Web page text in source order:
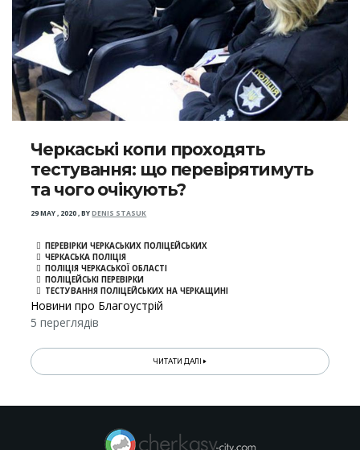
Черкаські копи проходять
тестування: що перевірятимуть
та чого очікують?
29 MAY , 2020,BYDENIS STASUK
ПЕРЕВІРКИ ЧЕРКАСЬКИХ ПОЛІЦЕЙСЬКИХ
ЧЕРКАСЬКА ПОЛІЦІЯ
ПОЛІЦІЯ ЧЕРКАСЬКОЇ ОБЛАСТІ
ПОЛІЦЕЙСЬКІ ПЕРЕВІРКИ
ТЕСТУВАННЯ ПОЛІЦЕЙСЬКИХ НА ЧЕРКАЩИНІ
Новини про Благоустрій
5 переглядів
ЧИТАТИ ДАЛІ